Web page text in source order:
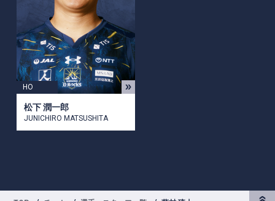
HO
松下 潤一郎
JUNICHIRO MATSUSHITA